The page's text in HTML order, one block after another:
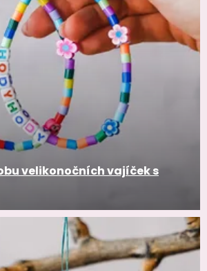
velikonočních vajíček s